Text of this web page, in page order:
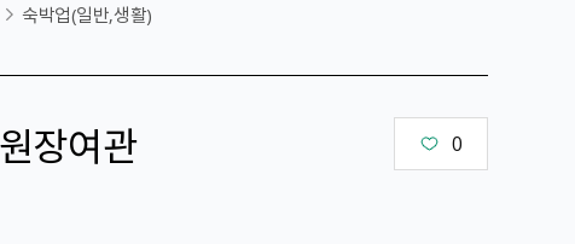
숙박업(일반,생활)
장여관 0